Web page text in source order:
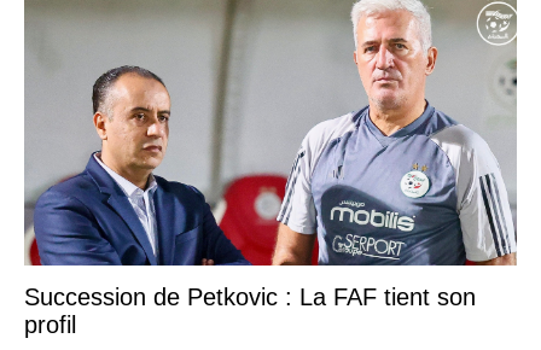
Succession de Petkovic : La FAF tient son
profil